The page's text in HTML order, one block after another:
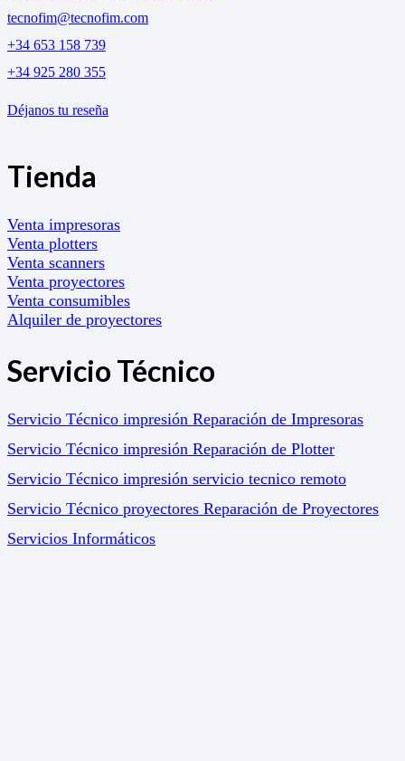
tecnofim@tecnofim.com
+34 653 158 739
+34 925 280 355
Déjanos tu reseña
Tienda
Venta impresoras
Venta plotters
Venta scanners
Venta proyectores
Venta consumibles
Alquiler de proyectores
Servicio Técnico
Servicio Técnico impresión Reparación de Impresoras
Servicio Técnico impresión Reparación de Plotter
Servicio Técnico impresión servicio tecnico remoto
Servicio Técnico proyectores Reparación de Proyectores
Servicios Informáticos